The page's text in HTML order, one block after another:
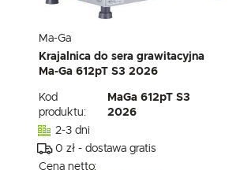
Ma-Ga
Krajalnica do sera grawitacyjna
Ma-Ga 612pT S3 2026
Kod
produktu:
MaGa 612pT S3
2026
2-3 dni
0 zł - dostawa gratis
Cena netto: